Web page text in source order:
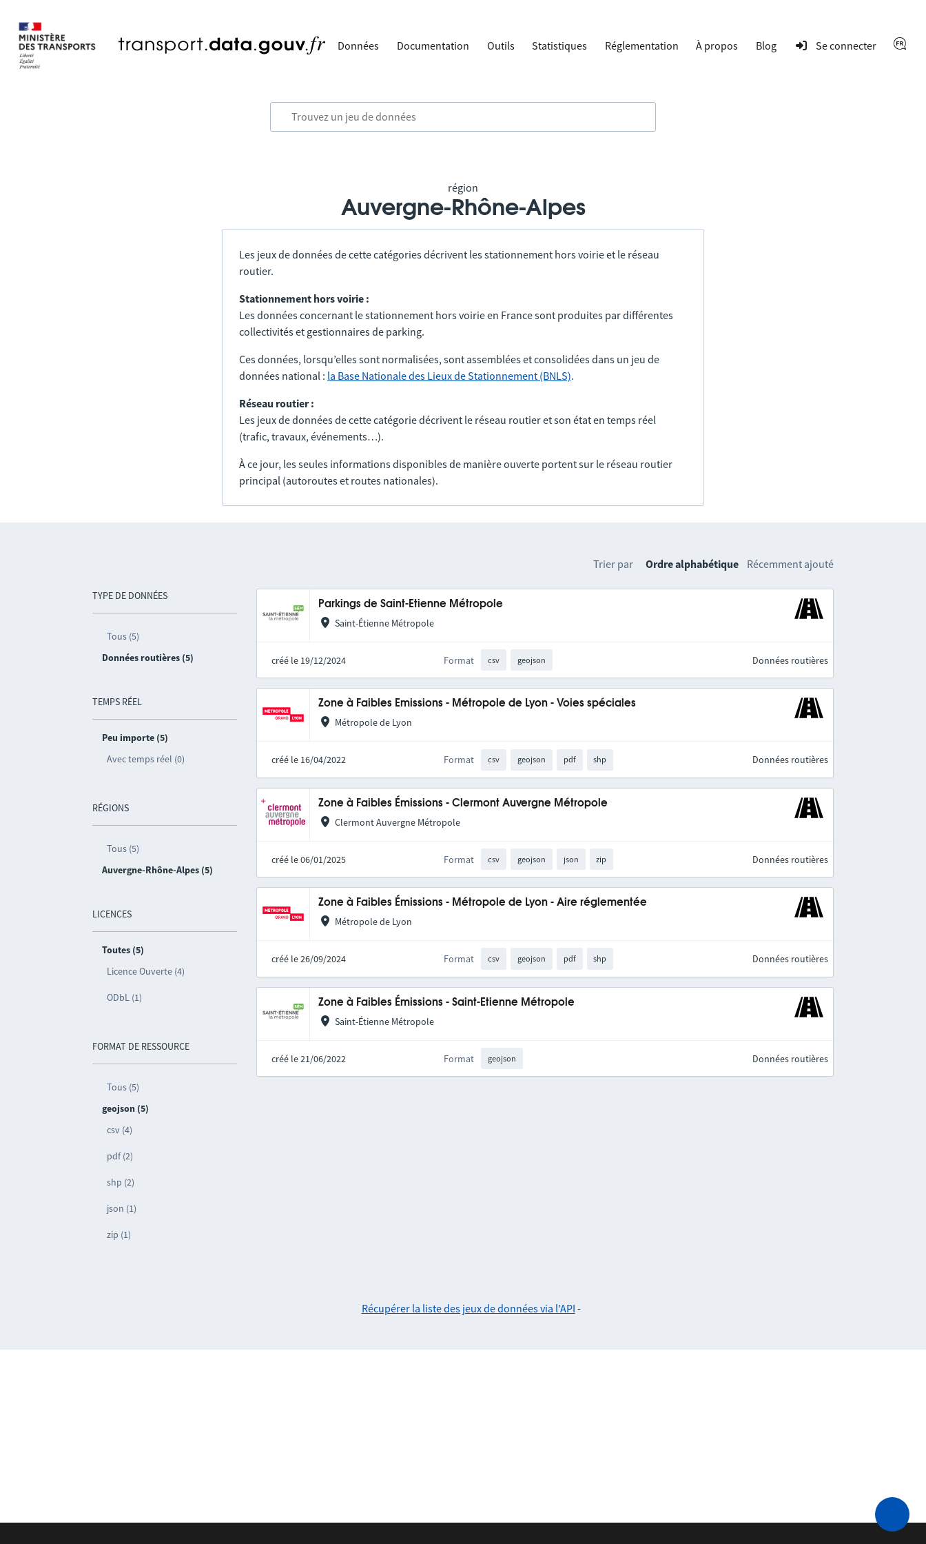
Données Documentation Outils Statistiques Réglementation À propos Blog Se connecter
région
Auvergne-Rhône-Alpes
Les jeux de données de cette catégories décrivent les stationnement hors voirie et le réseau
routier.
Stationnement hors voirie :
Les données concernant le stationnement hors voirie en France sont produites par différentes
collectivités et gestionnaires de parking.
Ces données, lorsqu’elles sont normalisées, sont assemblées et consolidées dans un jeu de
données national : la Base Nationale des Lieux de Stationnement (BNLS).
Réseau routier :
Les jeux de données de cette catégorie décrivent le réseau routier et son état en temps réel
(trafic, travaux, événements…).
À ce jour, les seules informations disponibles de manière ouverte portent sur le réseau routier
principal (autoroutes et routes nationales).
TYPE DE DONNÉES
Tous (5)
Données routières (5)
TEMPS RÉEL
Peu importe (5)
Avec temps réel (0)
RÉGIONS
Tous (5)
Auvergne-Rhône-Alpes (5)
LICENCES
Toutes (5)
Licence Ouverte (4)
ODbL (1)
FORMAT DE RESSOURCE
Tous (5)
geojson (5)
csv (4)
pdf (2)
shp (2)
json (1)
zip (1)
Trier par Ordre alphabétique Récemment ajouté
Parkings de Saint-Etienne Métropole
Saint-Étienne Métropole
créé le 19/12/2024 Format csv geojson Données routières
Zone à Faibles Emissions - Métropole de Lyon - Voies spéciales
Métropole de Lyon
créé le 16/04/2022 Format csv geojson pdf shp Données routières
Zone à Faibles Émissions - Clermont Auvergne Métropole
Clermont Auvergne Métropole
créé le 06/01/2025 Format csv geojson json zip Données routières
Zone à Faibles Émissions - Métropole de Lyon - Aire réglementée
Métropole de Lyon
créé le 26/09/2024 Format csv geojson pdf shp Données routières
Zone à Faibles Émissions - Saint-Etienne Métropole
Saint-Étienne Métropole
créé le 21/06/2022 Format geojson Données routières
Récupérer la liste des jeux de données via l'API -